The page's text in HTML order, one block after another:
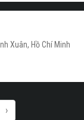
Xuân, Hồ Chí Minh
›